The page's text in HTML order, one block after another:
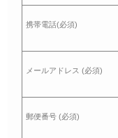
携帯電話(必須)
メールアドレス (必須)
郵便番号 (必須)